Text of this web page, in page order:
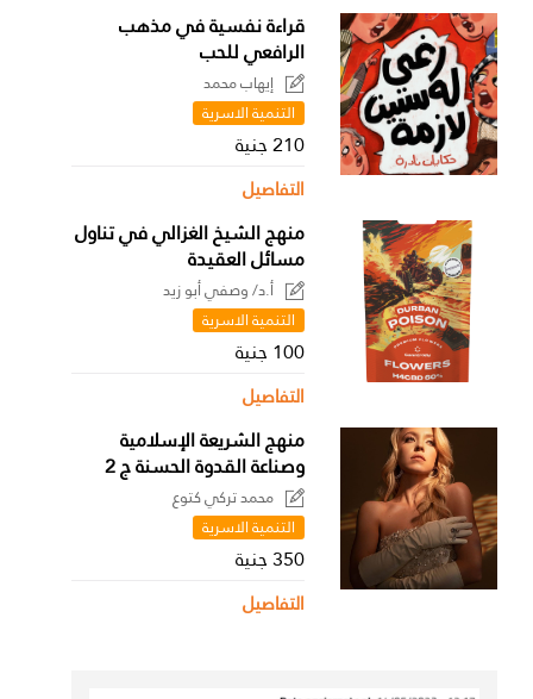
قراءة نفسية في مذهب
الرافعي للحب
إيهاب محمد
التنمية الاسرية
210 جنية
التفاصيل
منهج الشيخ الغزالي في تناول
مسائل العقيدة
أ.د/ وصفي أبو زيد
التنمية الاسرية
100 جنية
التفاصيل
منهج الشريعة الإسلامية
وصناعة القدوة الحسنة ج 2
محمد تركي كتوع
التنمية الاسرية
350 جنية
التفاصيل